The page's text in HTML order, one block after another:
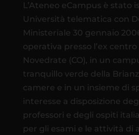
L’Ateneo eCampus è stato
Università telematica con
Ministeriale 30 gennaio
operativa presso l’ex centro
Novedrate (CO), in un
tranquillo verde della
camere e in un insieme di
interesse a disposizione
professori e degli ospiti
per gli esami e le attività di